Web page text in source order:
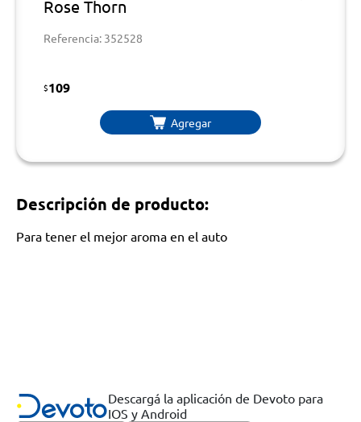
Rose Thorn
Referencia: 352528
$109
Agregar
Descripción de producto:
Para tener el mejor aroma en el auto
Descargá la aplicación de Devoto para
IOS y Android